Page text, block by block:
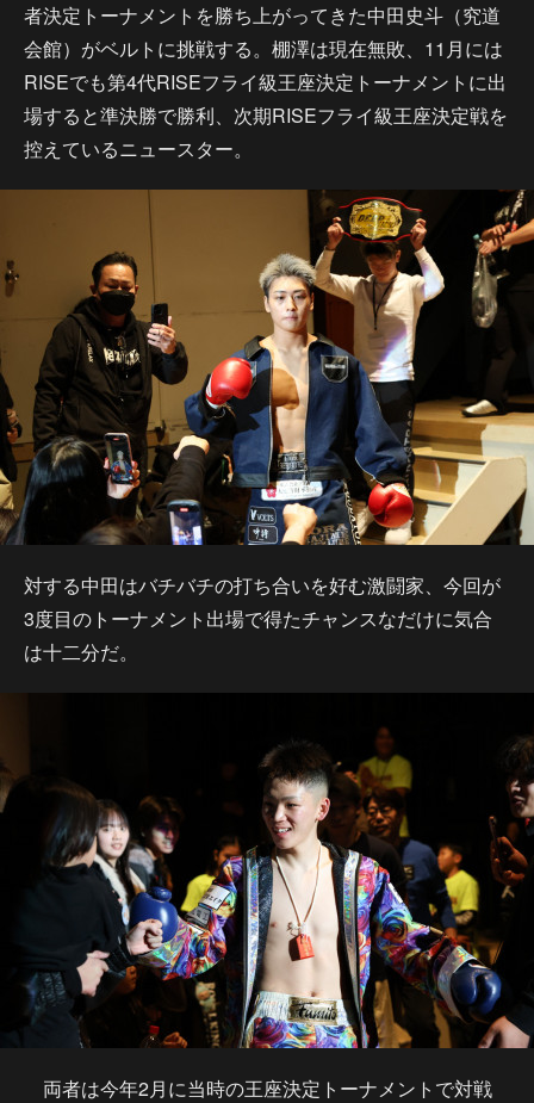
者決定トーナメントを勝ち上がってきた中田史斗（究道
会館）がベルトに挑戦する。棚澤は現在無敗、11月には
RISEでも第4代RISEフライ級王座決定トーナメントに出
場すると準決勝で勝利、次期RISEフライ級王座決定戦を
控えているニュースター。
対する中田はバチバチの打ち合いを好む激闘家、今回が
3度目のトーナメント出場で得たチャンスなだけに気合
は十二分だ。
両者は今年2月に当時の王座決定トーナメントで対戦